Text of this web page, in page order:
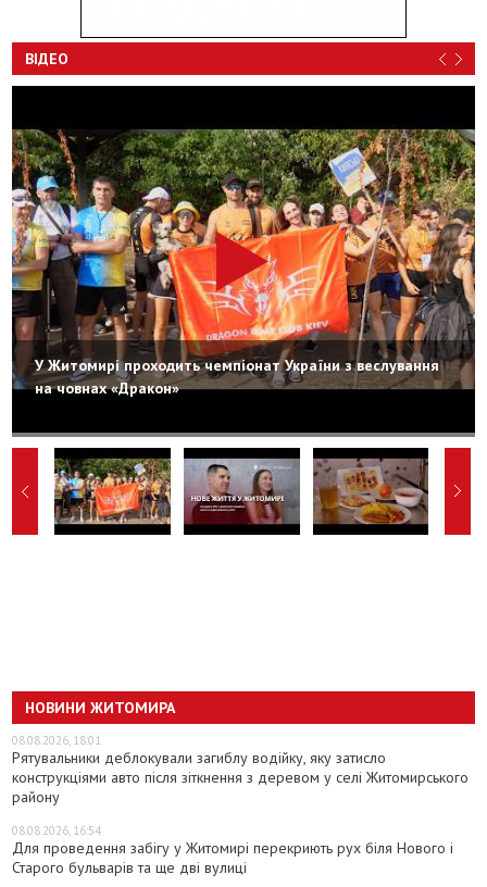
ВІДЕО
У Житомирі проходить чемпіонат України з веслування
на човнах «Дракон»
НОВИНИ ЖИТОМИРА
08.08.2026, 18:01
Рятувальники деблокували загиблу водійку, яку затисло
конструкціями авто після зіткнення з деревом у селі Житомирського
району
08.08.2026, 16:54
Для проведення забігу у Житомирі перекриють рух біля Нового і
Старого бульварів та ще дві вулиці